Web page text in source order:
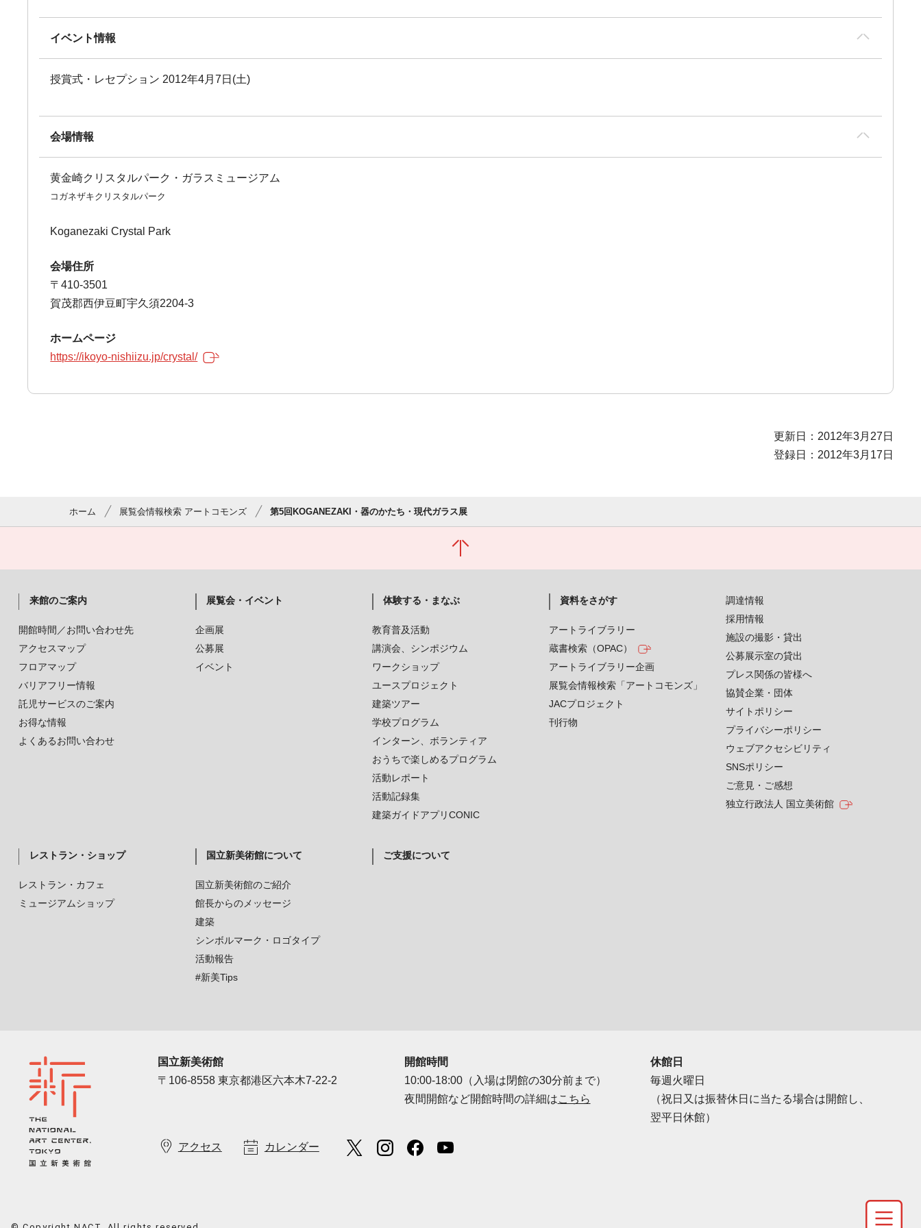
イベント情報
授賞式・レセプション 2012年4月7日(土)
会場情報
黄金崎クリスタルパーク・ガラスミュージアム
コガネザキクリスタルパーク
Koganezaki Crystal Park
会場住所
〒410-3501
賀茂郡西伊豆町宇久須2204-3
ホームページ
https://ikoyo-nishiizu.jp/crystal/
更新日：2012年3月27日
登録日：2012年3月17日
ホーム 展覧会情報検索 アートコモンズ 第5回KOGANEZAKI・器のかたち・現代ガラス展
来館のご案内
開館時間／お問い合わせ先
アクセスマップ
フロアマップ
バリアフリー情報
託児サービスのご案内
お得な情報
よくあるお問い合わせ
展覧会・イベント
企画展
公募展
イベント
体験する・まなぶ
教育普及活動
講演会、シンポジウム
ワークショップ
ユースプロジェクト
建築ツアー
学校プログラム
インターン、ボランティア
おうちで楽しめるプログラム
活動レポート
活動記録集
建築ガイドアプリCONIC
資料をさがす
アートライブラリー
蔵書検索（OPAC）
アートライブラリー企画
展覧会情報検索「アートコモンズ」
JACプロジェクト
刊行物
レストラン・ショップ
レストラン・カフェ
ミュージアムショップ
国立新美術館について
国立新美術館のご紹介
館長からのメッセージ
建築
シンボルマーク・ロゴタイプ
活動報告
#新美Tips
ご支援について
調達情報
採用情報
施設の撮影・貸出
公募展示室の貸出
プレス関係の皆様へ
協賛企業・団体
サイトポリシー
プライバシーポリシー
ウェブアクセシビリティ
SNSポリシー
ご意見・ご感想
独立行政法人 国立美術館
国立新美術館
〒106-8558 東京都港区六本木7-22-2
開館時間
10:00-18:00（入場は閉館の30分前まで）
夜間開館など開館時間の詳細はこちら
休館日
毎週火曜日
（祝日又は振替休日に当たる場合は開館し、
翌平日休館）
アクセス カレンダー